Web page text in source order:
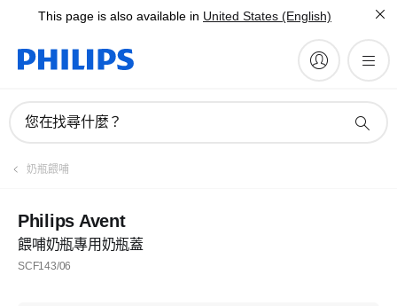
This page is also available in United States (English)
您在找尋什麼？
奶瓶餵哺
Philips Avent
餵哺奶瓶專用奶瓶蓋
SCF143/06